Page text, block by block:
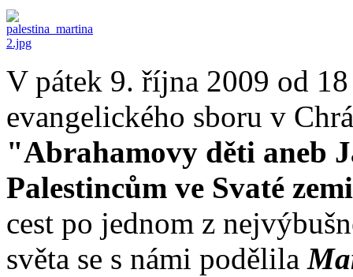
V pátek 9. října 2009 od
evangelického sboru v
"Abrahamovy děti aneb
Palestincům ve Svaté
cest po jednom z
světa se s námi podělila